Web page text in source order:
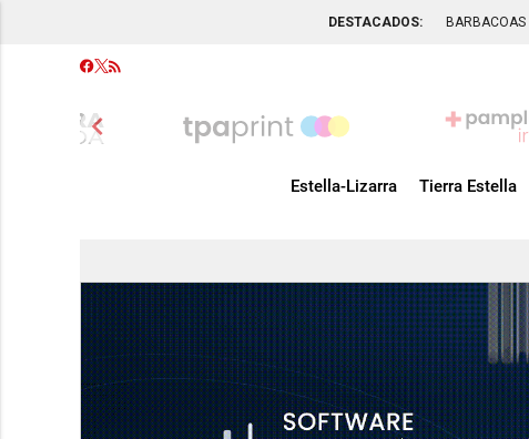
DESTACADOS: BARBACOAS
chevron_left
Estella-Lizarra Tierra Estella